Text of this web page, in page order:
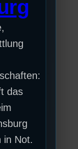
das
in Not.